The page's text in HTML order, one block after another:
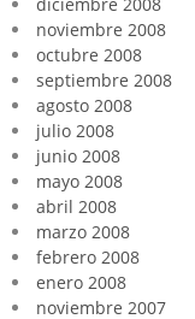
noviembre 2008
octubre 2008
septiembre 2008
agosto 2008
julio 2008
junio 2008
mayo 2008
abril 2008
marzo 2008
febrero 2008
enero 2008
noviembre 2007